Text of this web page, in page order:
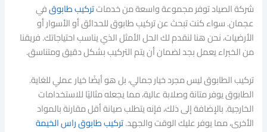
شركة الصياد توفر مجموعة واسعة من خدماتتركيب طابوقفي
عجمان. سواء كنت تبحث عن تركيب طابوق للحدائق أو الأسوار أو
الأرضيات، نحن هنا لنقدم لك الحل الأمثل الذي يناسب احتياجاتك. فريقنا
من الخبراء يعمل بجد لضمان أن يتم التركيب بشكل دقيق ومتناسق.
تركيب الطابوق ليس مجرد خيار جمالي، بل هو أيضًا خيار عملي للغاية.
الطابوق يوفر متانة وصلابة عالية، مما يجعله مثاليًا للاستخدامات
الخارجية. بالإضافة إلى ذلك، فإنه يتطلب صيانة أقل مقارنة بالمواد
الأخرى، مما يوفر عليك الوقت والجهد.تركيب طابوق راس الخيمة